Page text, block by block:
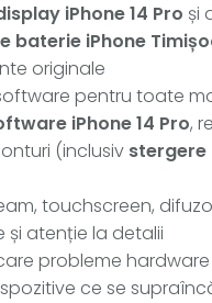
iPhone 14 Pro și
baterie iPhone
originale
pentru toate
iPhone 14 Pro,
(inclusiv stergere
touchscreen,
și atenție la detalii
probleme
ce se